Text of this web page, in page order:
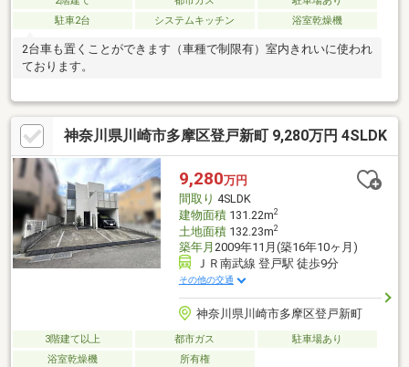
駐車2台
システムキッチン 浴室乾燥機
2台車も置くことができます（車種で制限有）室内きれいに使われ
ております。
神奈川県川崎市多摩区登戸新町 9,280万円 4SLDK
9,280万円
間取り 4SLDK
建物面積131.22m2
土地面積132.23m2
築年月 2009年11月(築16年10ヶ月)
ＪＲ南武線 登戸駅 徒歩9分
その他の交通
神奈川県川崎市多摩区登戸新町
3階建て以上 都市ガス
駐車場あり
浴室乾燥機
所有権